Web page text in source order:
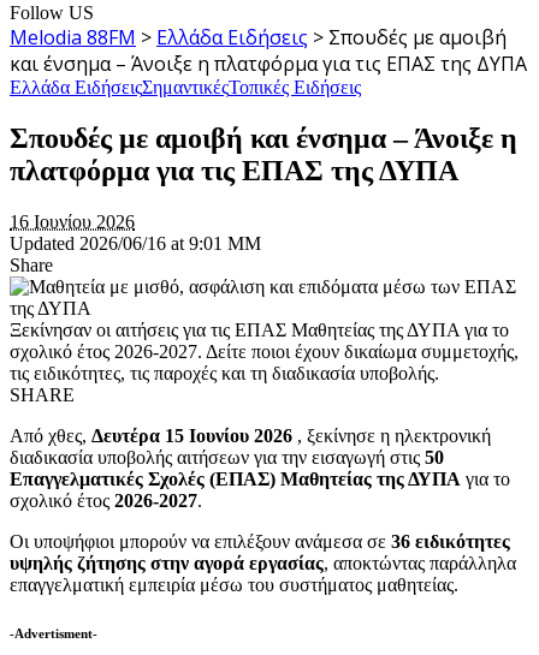
Follow US
Melodia 88FM > Ελλάδα Ειδήσεις > Σπουδές με αμοιβή
και ένσημα – Άνοιξε η πλατφόρμα για τις ΕΠΑΣ της ΔΥΠΑ
Ελλάδα ΕιδήσειςΣημαντικέςΤοπικές Ειδήσεις
Σπουδές με αμοιβή και ένσημα – Άνοιξε η
πλατφόρμα για τις ΕΠΑΣ της ΔΥΠΑ
16 Ιουνίου 2026
Updated 2026/06/16 at 9:01 ΜΜ
Share
Ξεκίνησαν οι αιτήσεις για τις ΕΠΑΣ Μαθητείας της ΔΥΠΑ για το
σχολικό έτος 2026-2027. Δείτε ποιοι έχουν δικαίωμα συμμετοχής,
τις ειδικότητες, τις παροχές και τη διαδικασία υποβολής.
SHARE
Από χθες, Δευτέρα 15 Ιουνίου 2026 , ξεκίνησε η ηλεκτρονική
διαδικασία υποβολής αιτήσεων για την εισαγωγή στις 50
Επαγγελματικές Σχολές (ΕΠΑΣ) Μαθητείας της ΔΥΠΑ για το
σχολικό έτος 2026-2027.
Οι υποψήφιοι μπορούν να επιλέξουν ανάμεσα σε 36 ειδικότητες
υψηλής ζήτησης στην αγορά εργασίας, αποκτώντας παράλληλα
επαγγελματική εμπειρία μέσω του συστήματος μαθητείας.
-Advertisment-